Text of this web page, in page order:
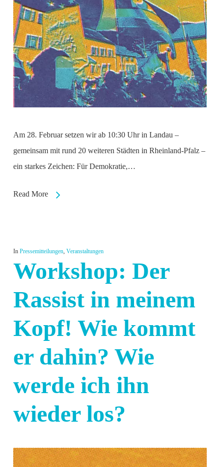
Am 28. Februar setzen wir ab 10:30 Uhr in Landau –
gemeinsam mit rund 20 weiteren Städten in Rheinland-Pfalz –
ein starkes Zeichen: Für Demokratie,…
Read More
In Pressemitteilungen, Veranstaltungen
Workshop: Der
Rassist in meinem
Kopf! Wie kommt
er dahin? Wie
werde ich ihn
wieder los?